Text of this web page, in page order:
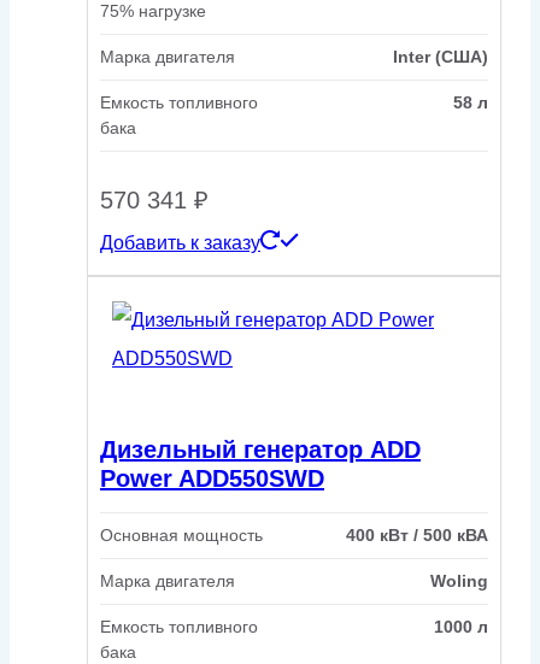
75% нагрузке
Марка двигателя Inter (США)
Емкость топливного
бака
58 л
570 341 ₽
Добавить к заказу
Дизельный генератор ADD
Power ADD550SWD
Основная мощность 400 кВт / 500 кВА
Марка двигателя Woling
Емкость топливного
бака
1000 л